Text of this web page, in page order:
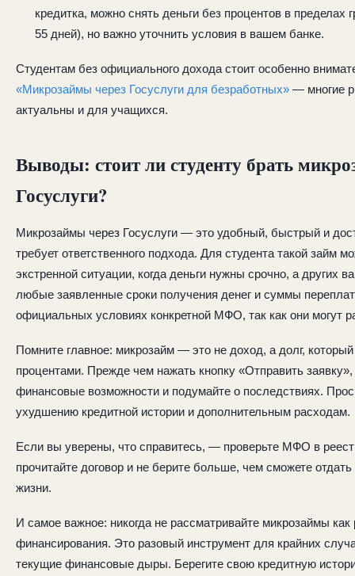
кредитка, можно снять деньги без процентов в пределах
55 дней), но важно уточнить условия в вашем банке.
Студентам без официального дохода стоит особенно
«Микрозаймы через Госуслуги для безработных» — многие
актуальны и для учащихся.
Выводы: стоит ли студенту брать
Госуслуги?
Микрозаймы через Госуслуги — это удобный, быстрый и
требует ответственного подхода. Для студента такой займ
экстренной ситуации, когда деньги нужны срочно, а других
любые заявленные сроки получения денег и суммы
официальных условиях конкретной МФО, так как они могут
Помните главное: микрозайм — это не доход, а долг,
процентами. Прежде чем нажать кнопку «Отправить заявку»,
финансовые возможности и подумайте о последствиях.
ухудшению кредитной истории и дополнительным расходам.
Если вы уверены, что справитесь, — проверьте МФО в
прочитайте договор и не берите больше, чем сможете
жизни.
И самое важное: никогда не рассматривайте микрозаймы как
финансирования. Это разовый инструмент для крайних
текущие финансовые дыры. Берегите свою кредитную